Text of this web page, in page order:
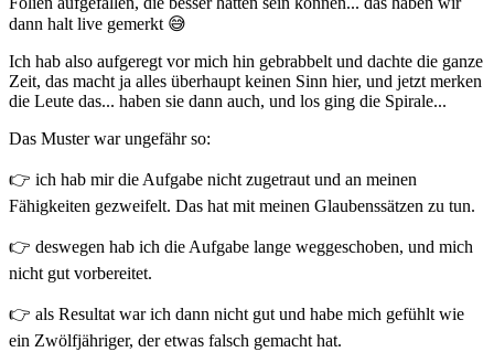
dann halt live gemerkt 😅
Ich hab also aufgeregt vor mich hin gebrabbelt und dachte die ganze
Zeit, das macht ja alles überhaupt keinen Sinn hier, und jetzt merken
die Leute das... haben sie dann auch, und los ging die Spirale...
Das Muster war ungefähr so:
👉 ich hab mir die Aufgabe nicht zugetraut und an meinen
Fähigkeiten gezweifelt. Das hat mit meinen Glaubenssätzen zu tun.
👉 deswegen hab ich die Aufgabe lange weggeschoben, und mich
nicht gut vorbereitet.
👉 als Resultat war ich dann nicht gut und habe mich gefühlt wie
ein Zwölfjähriger, der etwas falsch gemacht hat.